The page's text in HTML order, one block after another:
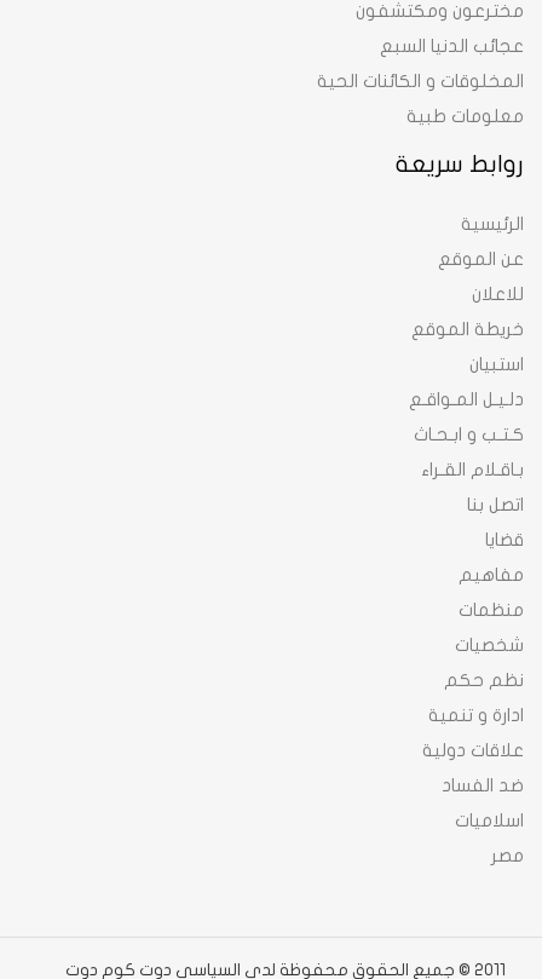
روابط سريعة
الرئيسية
عن الموقع
للاعلان
خريطة الموقع
استبيان
دلـيـل المـواقـع
كـتـب و ابـحـاث
بـاقـلام القـراء
اتصل بنا
قضايا
مفاهيم
منظمات
شخصيات
نظم حكم
ادارة و تنمية
علاقات دولية
ضد الفساد
اسلاميات
مصر
مخترعون ومكتشفون
عجائب الدنيا السبع
المخلوقات و الكائنات الحية
معلومات طبية
2011 © جميع الحقوق محفوظة لدى السياسى دوت كوم دوت